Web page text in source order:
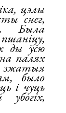
цэлы
снег,
Была
ды ўсю
палях
зжатыя
было
і чуць